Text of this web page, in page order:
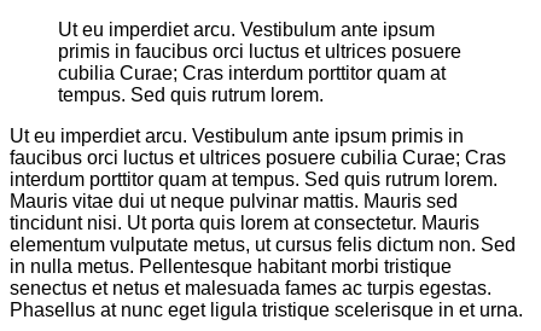
Ut eu imperdiet arcu. Vestibulum ante ipsum
primis in faucibus orci luctus et ultrices posuere
cubilia Curae; Cras interdum porttitor quam at
tempus. Sed quis rutrum lorem.
Ut eu imperdiet arcu. Vestibulum ante ipsum primis in
faucibus orci luctus et ultrices posuere cubilia Curae; Cras
interdum porttitor quam at tempus. Sed quis rutrum lorem.
Mauris vitae dui ut neque pulvinar mattis. Mauris sed
tincidunt nisi. Ut porta quis lorem at consectetur. Mauris
elementum vulputate metus, ut cursus felis dictum non. Sed
in nulla metus. Pellentesque habitant morbi tristique
senectus et netus et malesuada fames ac turpis egestas.
Phasellus at nunc eget ligula tristique scelerisque in et urna.